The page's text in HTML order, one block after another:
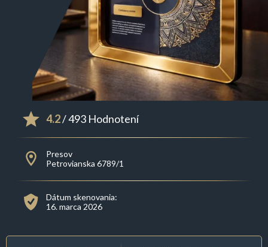
4.2/ 493 Hodnotení
Presov
Petrovianska 6789/1
Dátum skenovania:
16. marca 2026